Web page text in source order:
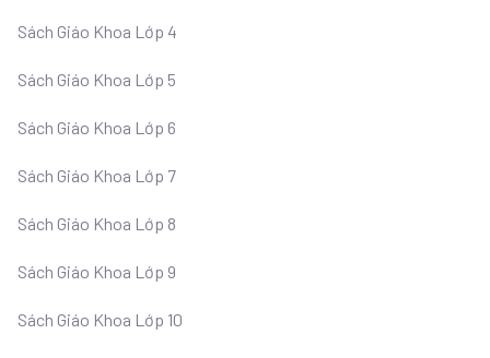
Sách Giáo Khoa Lớp 4
Sách Giáo Khoa Lớp 5
Sách Giáo Khoa Lớp 6
Sách Giáo Khoa Lớp 7
Sách Giáo Khoa Lớp 8
Sách Giáo Khoa Lớp 9
Sách Giáo Khoa Lớp 10